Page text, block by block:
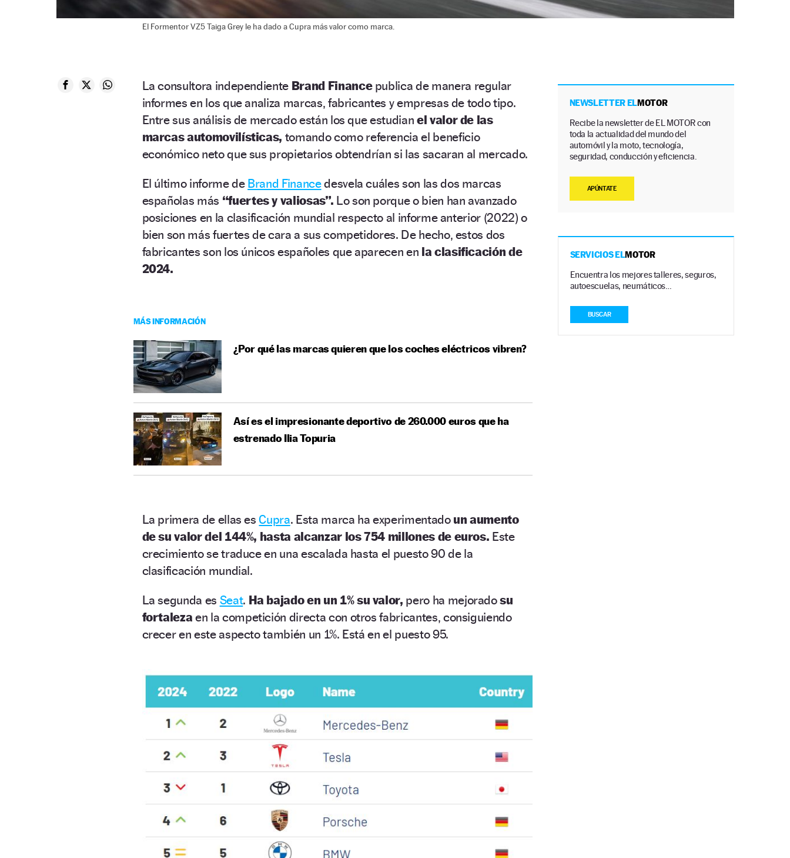
El Formentor VZ5 Taiga Grey le ha dado a Cupra más valor como marca.
La consultora independiente Brand Financepublica de manera regular
informes en los que analiza marcas, fabricantes y empresas de todo tipo.
Entre sus análisis de mercado están los que estudian el valor de las
marcas automovilísticas, tomando como referencia el beneficio
económico neto que sus propietarios obtendrían si las sacaran al mercado.
El último informe de Brand Financedesvela cuáles son las dos marcas
españolas más “fuertes y valiosas”. Lo son porque o bien han avanzado
posiciones en la clasificación mundial respecto al informe anterior (2022) o
bien son más fuertes de cara a sus competidores. De hecho, estos dos
fabricantes son los únicos españoles que aparecen en la clasificación de
2024.
MÁS INFORMACIÓN
¿Por qué las marcas quieren que los coches eléctricos vibren?
Así es el impresionante deportivo de 260.000 euros que ha
estrenado Ilia Topuria
La primera de ellas esCupra. Esta marca ha experimentado un aumento
de su valor del 144%, hasta alcanzar los 754 millones de euros. Este
crecimiento se traduce en una escalada hasta el puesto 90 de la
clasificación mundial.
La segunda es Seat. Ha bajado en un 1% su valor, pero ha mejoradosu
fortaleza en la competición directa con otros fabricantes, consiguiendo
crecer en este aspecto también un 1%. Está en el puesto 95.
NEWSLETTER ELMOTOR
Recibe la newsletter de EL MOTOR con
toda la actualidad del mundo del
automóvil y la moto, tecnología,
seguridad, conducción y eficiencia.
APÚNTATE
SERVICIOS ELMOTOR
Encuentra los mejores talleres, seguros,
autoescuelas, neumáticos…
BUSCAR